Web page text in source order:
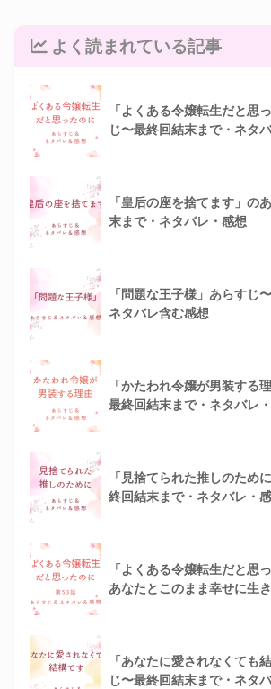
よく読まれている記事
「よくある令嬢転生だと思
じ〜最終回結末まで・ネタ
「皇后の座を捨てます」の
末まで・ネタバレ・感想
「問題な王子様」あらすじ
ネタバレ含む感想
「かたわれ令嬢が男装する
最終回結末まで・ネタバレ
「見捨てられた推しのため
終回結末まで・ネタバレ・
「よくある令嬢転生だと思
あなたとこのまま幸せに生
「あなたに愛されなくても
じ〜最終回結末まで・ネタ